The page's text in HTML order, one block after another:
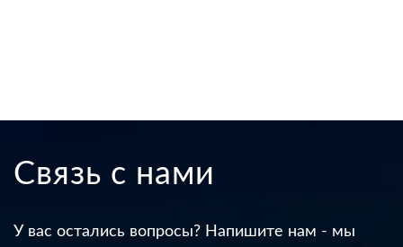
Связь с нами
У вас остались вопросы? Напишите нам - мы